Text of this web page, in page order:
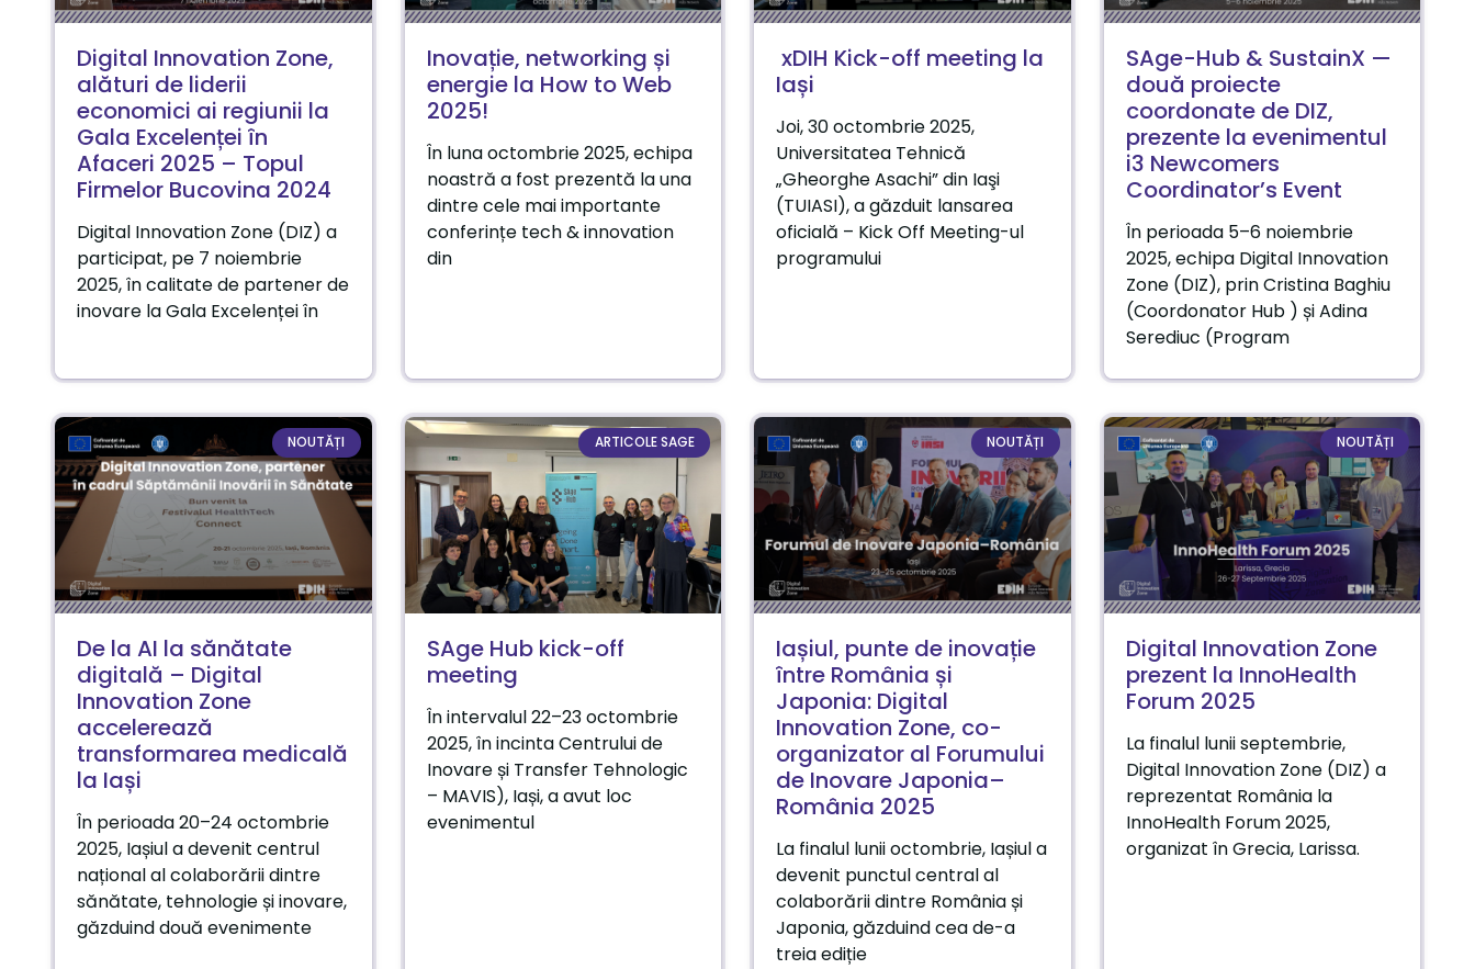
Digital Innovation Zone,
alături de liderii
economici ai regiunii la
Gala Excelenței în
Afaceri 2025 – Topul
Firmelor Bucovina 2024
Digital Innovation Zone (DIZ) a
participat, pe 7 noiembrie
2025, în calitate de partener de
inovare la Gala Excelenței în
Inovație, networking și
energie la How to Web
2025!
În luna octombrie 2025, echipa
noastră a fost prezentă la una
dintre cele mai importante
conferințe tech & innovation
din
xDIH Kick-off meeting la
Iași
Joi, 30 octombrie 2025,
Universitatea Tehnică
„Gheorghe Asachi” din Iaşi
(TUIASI), a găzduit lansarea
oficială – Kick Off Meeting-ul
programului
SAge-Hub & SustainX —
două proiecte
coordonate de DIZ,
prezente la evenimentul
i3 Newcomers
Coordinator’s Event
În perioada 5–6 noiembrie
2025, echipa Digital Innovation
Zone (DIZ), prin Cristina Baghiu
(Coordonator Hub ) și Adina
Serediuc (Program
NOUTĂȚI
De la AI la sănătate
digitală – Digital
Innovation Zone
accelerează
transformarea medicală
la Iași
În perioada 20–24 octombrie
2025, Iașiul a devenit centrul
național al colaborării dintre
sănătate, tehnologie și inovare,
găzduind două evenimente
ARTICOLE SAGE
SAge Hub kick-off
meeting
În intervalul 22–23 octombrie
2025, în incinta Centrului de
Inovare și Transfer Tehnologic
– MAVIS), Iași, a avut loc
evenimentul
NOUTĂȚI
Iașiul, punte de inovație
între România și
Japonia: Digital
Innovation Zone, co-
organizator al Forumului
de Inovare Japonia–
România 2025
La finalul lunii octombrie, Iașiul a
devenit punctul central al
colaborării dintre România și
Japonia, găzduind cea de-a
treia ediție
NOUTĂȚI
Digital Innovation Zone
prezent la InnoHealth
Forum 2025
La finalul lunii septembrie,
Digital Innovation Zone (DIZ) a
reprezentat România la
InnoHealth Forum 2025,
organizat în Grecia, Larissa.